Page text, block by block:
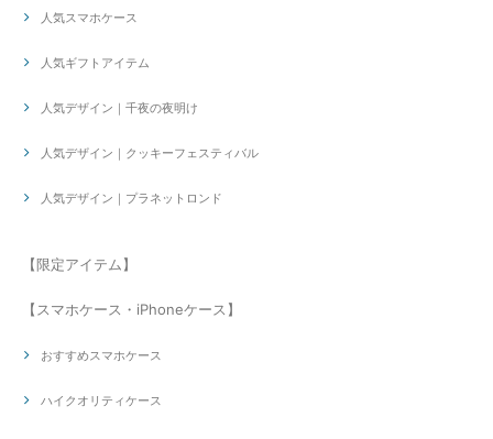
人気スマホケース
人気ギフトアイテム
人気デザイン｜千夜の夜明け
人気デザイン｜クッキーフェスティバル
人気デザイン｜プラネットロンド
【限定アイテム】
【スマホケース・iPhoneケース】
おすすめスマホケース
ハイクオリティケース